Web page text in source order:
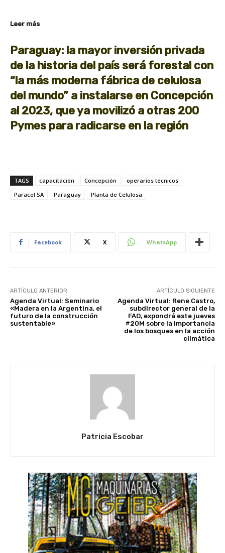
Leer más
Paraguay: la mayor inversión privada
de la historia del país será forestal con
“la más moderna fábrica de celulosa
del mundo” a instalarse en Concepción
al 2023, que ya movilizó a otras 200
Pymes para radicarse en la región
TAGS capacitación Concepción
operarios técnicos
Paracel SA
Paraguay Planta de Celulosa
Facebook X WhatsApp
ARTÍCULO ANTERIOR
Agenda Virtual: Seminario
«Madera en la Argentina, el
futuro de la construcción
sustentable»
ARTÍCULO SIGUIENTE
Agenda Virtual: Rene Castro,
subdirector general de la
FAO, expondrá este jueves
#20M sobre la importancia
de los bosques en la acción
climática
Patricia Escobar